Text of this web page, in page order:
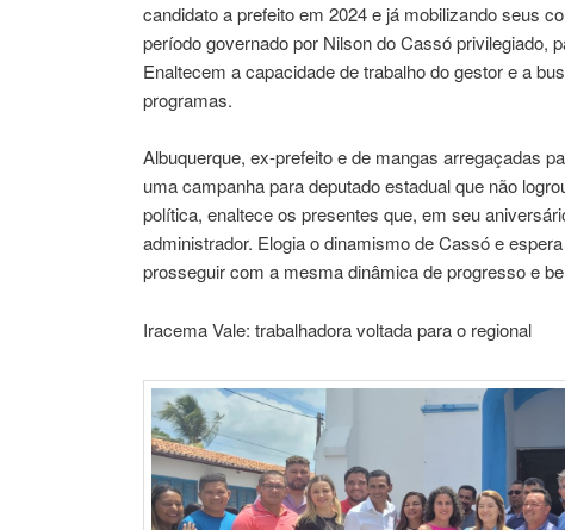
candidato a prefeito em 2024 e já mobilizando seus
período governado por Nilson do Cassó privilegiado,
Enaltecem a capacidade de trabalho do gestor e a
programas.
Albuquerque, ex-prefeito e de mangas arregaçadas
uma campanha para deputado estadual que não
política, enaltece os presentes que, em seu
administrador. Elogia o dinamismo de Cassó e
prosseguir com a mesma dinâmica de progresso e
Iracema Vale: trabalhadora voltada para o regional